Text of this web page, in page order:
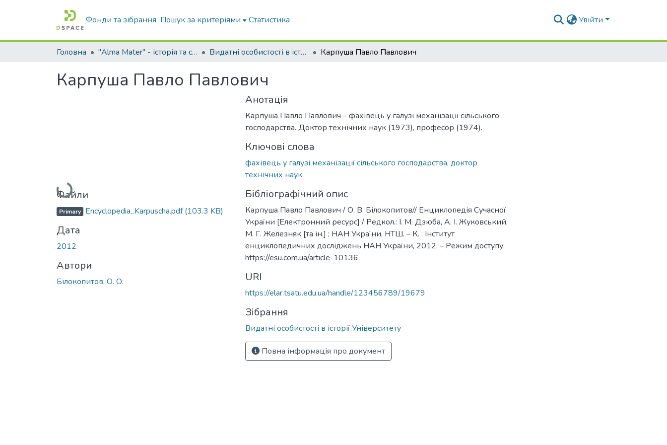
Фонди та зібрання Пошук за критеріями Статистика Увійти
Головна "Alma Mater" - історія та сьогодення Університету Видатні особистості в історії Університету Карпуша Павло Павлович
Карпуша Павло Павлович
Вантажиться...
Файли
Primary Encyclopedia_Karpuscha.pdf(103.3 KB)
Дата
2012
Автори
Білокопитов, О. О.
Анотація
Карпуша Павло Павлович – фахівець у галузі механізації сільського
господарства. Доктор технічних наук (1973), професор (1974).
Ключові слова
фахівець у галузі механізації сільського господарства, доктор
технічних наук
Бібліографічний опис
Карпуша Павло Павлович / О. В. Білокопитов// Енциклопедія Сучасної
України [Електронний ресурс] / Редкол.: І. М. Дзюба, А. І. Жуковський,
М. Г. Железняк [та ін.] ; НАН України, НТШ. – К. : Інститут
енциклопедичних досліджень НАН України, 2012. – Режим доступу:
https://esu.com.ua/article-10136
URI
https://elar.tsatu.edu.ua/handle/123456789/19679
Зібрання
Видатні особистості в історії Університету
Повна інформація про документ